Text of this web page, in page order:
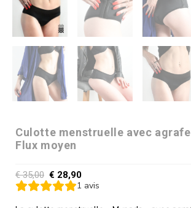
Culotte menstruelle avec
Flux moyen
€35,00 € 28,90
1 avis